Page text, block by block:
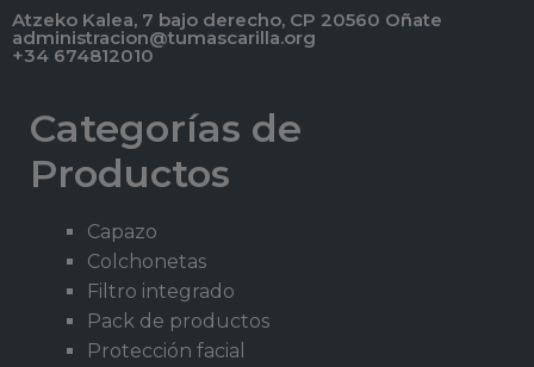
Atzeko Kalea, 7 bajo derecho, CP 20560 Oñate
administracion@tumascarilla.org
+34 674812010
Categorías de
Productos
Capazo
Colchonetas
Filtro integrado
Pack de productos
Protección facial